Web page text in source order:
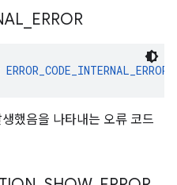
ERROR
ERROR_CODE_INTERNAL_ERROR
했음을 나타내는 오류 코드